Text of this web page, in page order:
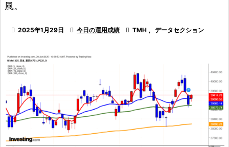
風。
 2025年1月29日  今日の運用成績  TMH , データセクション